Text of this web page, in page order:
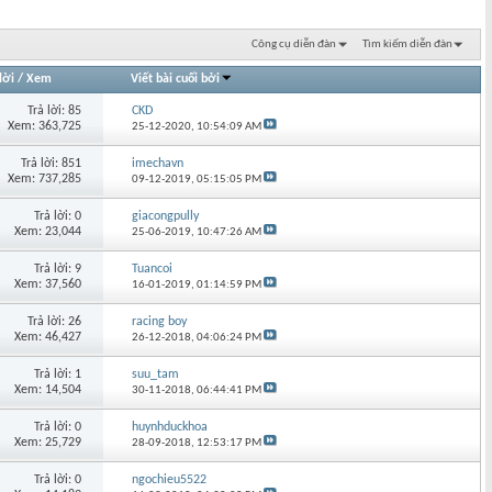
Công cụ diễn đàn Tìm kiếm diễn đàn
/ Xem Viết bài cuối bởi
Trả lời: 85
Xem: 363,725
CKD
25-12-2020, 10:54:09 AM
Trả lời: 851
Xem: 737,285
imechavn
09-12-2019,05:15:05 PM
Trả lời: 0
Xem: 23,044
giacongpully
25-06-2019, 10:47:26 AM
Trả lời: 9
Xem: 37,560
Tuancoi
16-01-2019,01:14:59 PM
Trả lời: 26
Xem: 46,427
racing boy
26-12-2018,04:06:24 PM
Trả lời: 1
Xem: 14,504
suu_tam
30-11-2018,06:44:41 PM
Trả lời: 0
Xem: 25,729
huynhduckhoa
28-09-2018, 12:53:17 PM
Trả lời: 0
ngochieu5522